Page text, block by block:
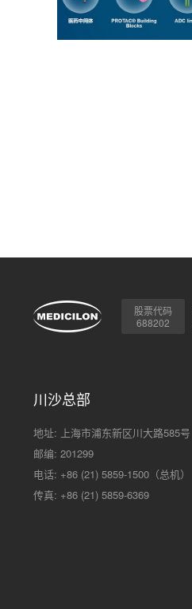
股票代码
688202
川沙总部
地址: 上海市浦东新区川大路585号
邮编: 201299
电话: +86 (21) 5859-1500（总机）
传真: +86 (21) 5859-6369